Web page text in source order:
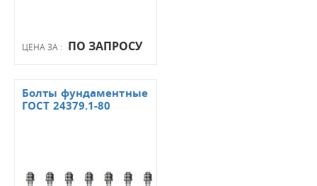
ЦЕНА ЗА : ПО ЗАПРОСУ
Болты фундаментные
ГОСТ 24379.1-80